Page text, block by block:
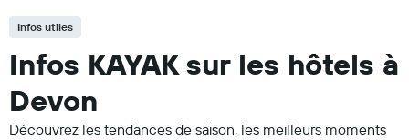
Infos utiles
Infos KAYAK sur les hôtels à
Devon
Découvrez les tendances de saison, les meilleurs moments